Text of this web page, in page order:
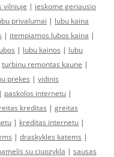
vilniuje | ieskome geriausio
privalumai | lubu kaina
| itempiamos lubos kaina |
| lubu kainos | lubu
turbinu remontas kaune |
prekes | vidinis
| paskolos internetu |
kreditas | greitas
| kreditas internetu |
| draskykles katems |
su ciuozykla | sausas